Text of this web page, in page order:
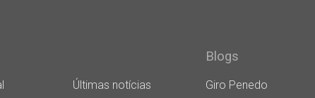
Últimas notícias
Blogs
Giro Penedo